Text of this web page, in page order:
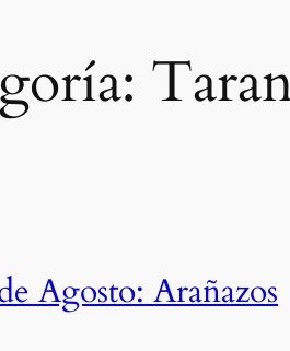
Agosto: Arañazos